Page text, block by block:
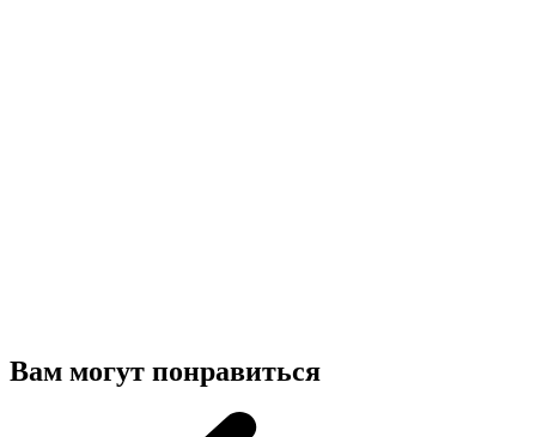
Вам могут понравиться